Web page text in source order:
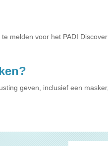
melden voor het PADI
geven, inclusief een